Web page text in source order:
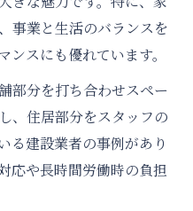
事業と生活のバランスを
スにも優れています。
部分を打ち合わせスペー
、住居部分をスタッフの
る建設業者の事例があり
応や長時間労働時の負担